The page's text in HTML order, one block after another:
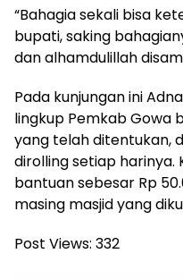
“Bahagia sekali bisa
bupati, saking
dan alhamdulillah
Pada kunjungan ini
lingkup Pemkab Gowa
yang telah ditentukan,
dirolling setiap harinya.
bantuan sebesar Rp
masing masjid yang
Post Views: 332